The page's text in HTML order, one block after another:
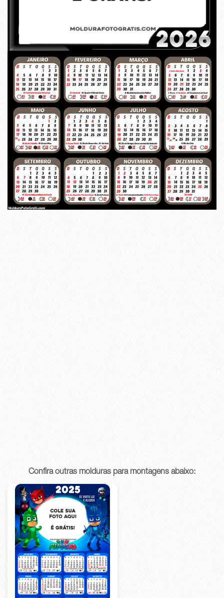
Confira outras molduras para montagens abaixo: